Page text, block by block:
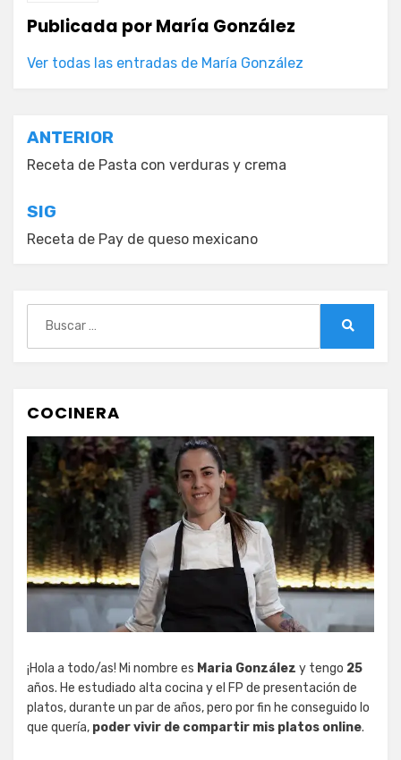
Publicada porMaría González
Ver todas las entradas de María González
Navegación
de
entradas
ANTERIOR
Receta de Pasta con verduras y crema
SIG
Receta de Pay de queso mexicano
COCINERA
¡Hola a todo/as! Mi nombre es Maria González y tengo 25
años. He estudiado alta cocina y el FP de presentación de
platos, durante un par de años, pero por fin he conseguido lo
que quería, poder vivir de compartir mis platos online.